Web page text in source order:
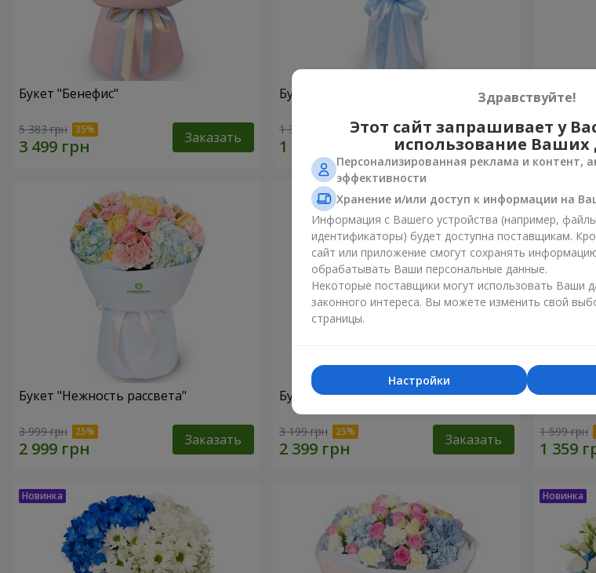
Букет "Бенефис"
5 383 грн Заказать
Букет "Радость моя"
1 364 грн Заказать
Букет
3 141 грн
Букет "Нежность рассвета"
3 999 грн Заказать
Букет "Вдохновение синевы"
3 199 грн Заказать
Букет
1 599 грн
Здравствуйте!
Этот сайт запрашивает у
использование
Персонализированная реклама и контент,
эффективности
Хранение и/или доступ к информации на
Информация с Вашего устройства (например,
идентификаторы) будет доступна поставщикам.
сайт или приложение смогут сохранять
обрабатывать Ваши персональные данные.
Некоторые поставщики могут использовать Ваши
законного интереса. Вы можете изменить свой
страницы.
Настройки